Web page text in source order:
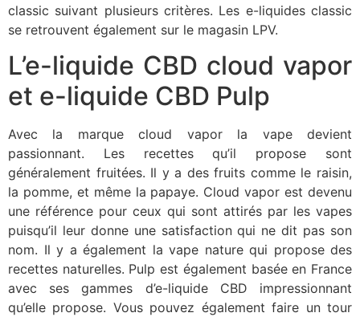
classic suivant plusieurs critères. Les e-liquides classic
se retrouvent également sur le magasin LPV.
L’e-liquide CBD cloud vapor
et e-liquide CBD Pulp
Avec la marque cloud vapor la vape devient
passionnant. Les recettes qu’il propose sont
généralement fruitées. Il y a des fruits comme le raisin,
la pomme, et même la papaye. Cloud vapor est devenu
une référence pour ceux qui sont attirés par les vapes
puisqu’il leur donne une satisfaction qui ne dit pas son
nom. Il y a également la vape nature qui propose des
recettes naturelles. Pulp est également basée en France
avec ses gammes d’e-liquide CBD impressionnant
qu’elle propose. Vous pouvez également faire un tour